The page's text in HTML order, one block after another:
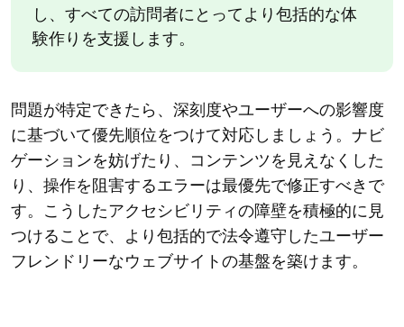
し、すべての訪問者にとってより包括的な体
験作りを支援します。
問題が特定できたら、深刻度やユーザーへの影響度
に基づいて優先順位をつけて対応しましょう。ナビ
ゲーションを妨げたり、コンテンツを見えなくした
り、操作を阻害するエラーは最優先で修正すべきで
す。こうしたアクセシビリティの障壁を積極的に見
つけることで、より包括的で法令遵守したユーザー
フレンドリーなウェブサイトの基盤を築けます。